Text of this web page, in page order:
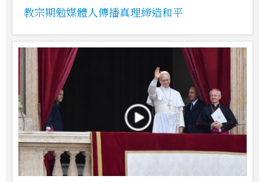
教宗期勉媒體人傳播真理締造和平